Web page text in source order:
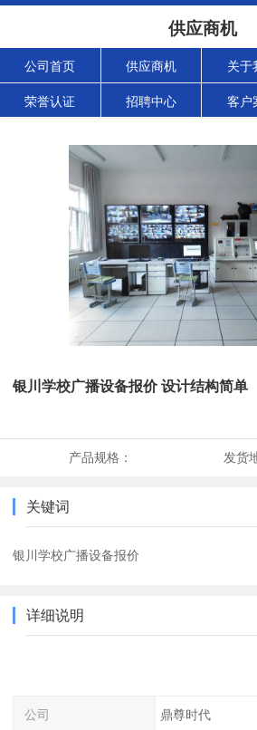
供应商机
公司首页 供应商机 关于
荣誉认证 招聘中心 客户
银川学校广播设备报价 设计结构简单
产品规格： 发货
关键词
银川学校广播设备报价
详细说明
公司 鼎尊时代